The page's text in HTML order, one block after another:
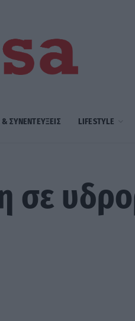
ΣΥΝΕΝΤΕΥΞΕΙΣ LIFESTYLE
σε